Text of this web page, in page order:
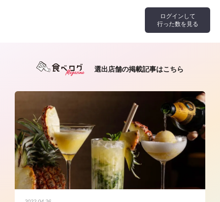
ログインして
行った数を見る
選出店舗の掲載記事はこちら